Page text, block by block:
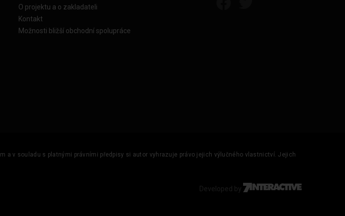
O projektu a o zakladateli
Kontakt
Možnosti bližší obchodní spolupráce
v souladu s platnými právními předpisy si autor vyhrazuje právo jejich výlučného vlastnictví. Jejich
Developed by